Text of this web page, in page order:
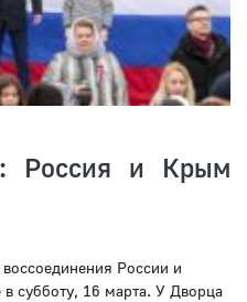
Россия и Крым
России и
субботу, 16 марта. У Дворца